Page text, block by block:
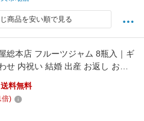
商品を安い順で見る
総本店 フルーツジャム 8瓶入｜ギ
せ 内祝い 結婚 出産 お返し お祝
暮 母の日 父の日 敬老の日 プレ
送料無料
倍)